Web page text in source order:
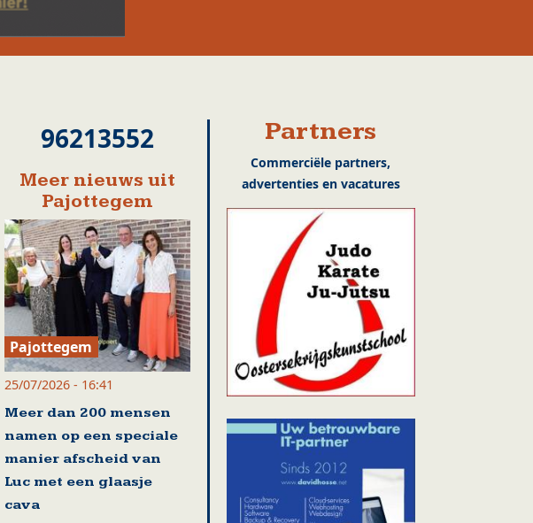
96213552
Meer nieuws uit
Pajottegem
Pajottegem
25/07/2026 - 16:41
Meer dan 200 mensen
namen op een speciale
manier afscheid van
Luc met een glaasje
cava
Partners
Commerciële partners,
advertenties en vacatures